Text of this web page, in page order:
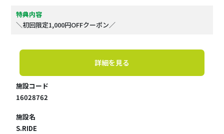
特典内容
＼初回限定1,000円OFFクーポン／
詳細を見る
施設コード
16028762
施設名
S.RIDE